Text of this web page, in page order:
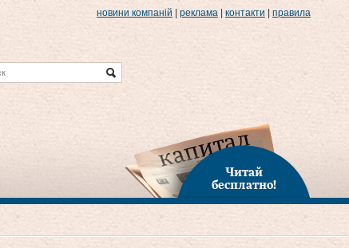
новини компаній реклама контакти правила
Читай
бесплатно!